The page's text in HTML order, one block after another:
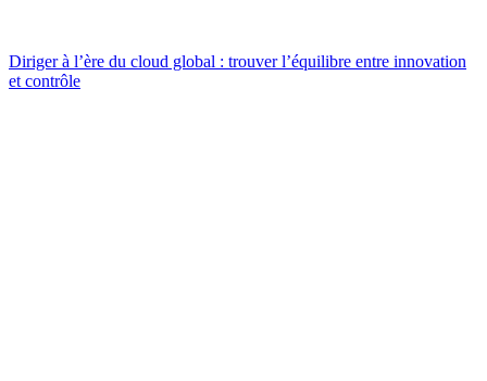
Diriger à l’ère du cloud global : trouver l’équilibre entre innovation
et contrôle